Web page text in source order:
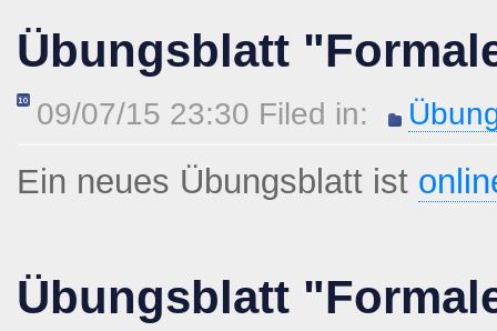
Übungsblatt
09/07/15 23:30 Filed in:
Ein neues Übungsblatt ist
Übungsblatt